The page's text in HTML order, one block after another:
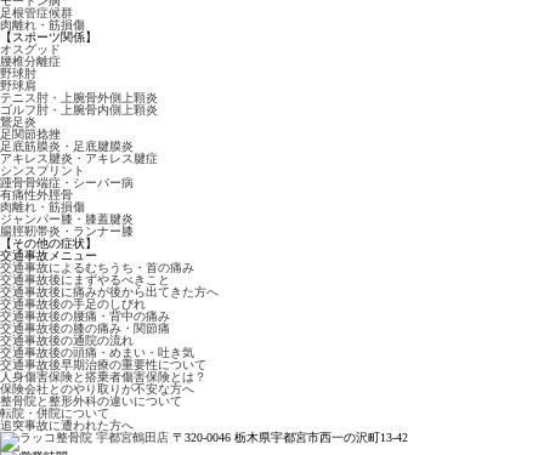
足根管症候群
肉離れ・筋損傷
【スポーツ関係】
オスグッド
腰椎分離症
野球肘
野球肩
テニス肘・上腕骨外側上顆炎
ゴルフ肘・上腕骨内側上顆炎
鵞足炎
足関節捻挫
足底筋膜炎・足底腱膜炎
アキレス腱炎・アキレス腱症
シンスプリント
踵骨骨端症・シーバー病
有痛性外脛骨
肉離れ・筋損傷
ジャンパー膝・膝蓋腱炎
腸脛靭帯炎・ランナー膝
【その他の症状】
交通事故メニュー
交通事故によるむちうち・首の痛み
交通事故後にまずやるべきこと
交通事故後に痛みが後から出てきた方へ
交通事故後の手足のしびれ
交通事故後の腰痛・背中の痛み
交通事故後の膝の痛み・関節痛
交通事故後の通院の流れ
交通事故後の頭痛・めまい・吐き気
交通事故後早期治療の重要性について
人身傷害保険と搭乗者傷害保険とは？
保険会社とのやり取りが不安な方へ
整骨院と整形外科の違いについて
転院・併院について
追突事故に遭われた方へ
〒320-0046 栃木県宇都宮市西一の沢町13-42